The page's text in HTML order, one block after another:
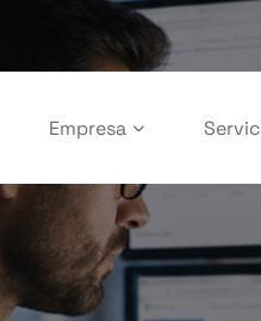
Empresa